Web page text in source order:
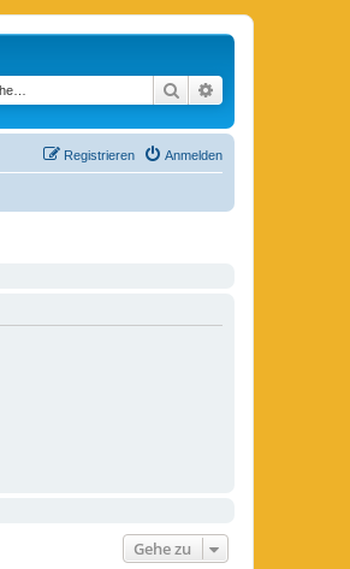
Suche
Anmelden
Registrieren
Gehe zu